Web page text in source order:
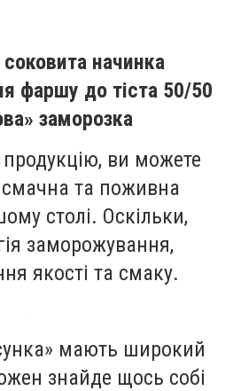
соковита начинка
фаршу до тіста 50/50
заморозка
ви можете
та поживна
столі. Оскільки,
заморожування,
якості та смаку.
мають широкий
знайде щось собі